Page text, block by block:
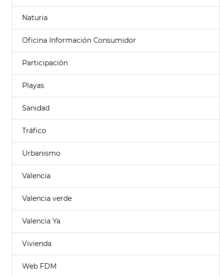
Naturia
Oficina Información Consumidor
Participación
Playas
Sanidad
Tráfico
Urbanismo
Valencia
Valencia verde
Valencia Ya
Vivienda
Web FDM